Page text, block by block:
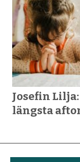
Josefin
längsta